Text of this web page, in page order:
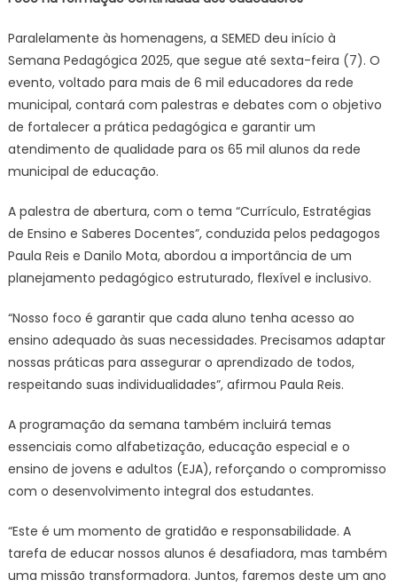
Paralelamente às homenagens, a SEMED deu início à
Semana Pedagógica 2025, que segue até sexta-feira (7). O
evento, voltado para mais de 6 mil educadores da rede
municipal, contará com palestras e debates com o objetivo
de fortalecer a prática pedagógica e garantir um
atendimento de qualidade para os 65 mil alunos da rede
municipal de educação.
A palestra de abertura, com o tema “Currículo, Estratégias
de Ensino e Saberes Docentes”, conduzida pelos pedagogos
Paula Reis e Danilo Mota, abordou a importância de um
planejamento pedagógico estruturado, flexível e inclusivo.
“Nosso foco é garantir que cada aluno tenha acesso ao
ensino adequado às suas necessidades. Precisamos adaptar
nossas práticas para assegurar o aprendizado de todos,
respeitando suas individualidades”, afirmou Paula Reis.
A programação da semana também incluirá temas
essenciais como alfabetização, educação especial e o
ensino de jovens e adultos (EJA), reforçando o compromisso
com o desenvolvimento integral dos estudantes.
“Este é um momento de gratidão e responsabilidade. A
tarefa de educar nossos alunos é desafiadora, mas também
uma missão transformadora. Juntos, faremos deste um ano